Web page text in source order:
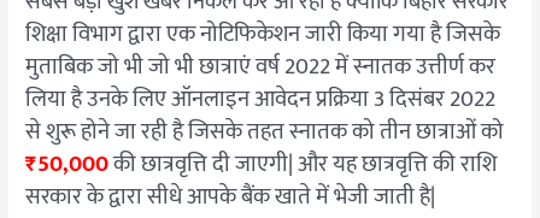
शिक्षा विभाग द्वारा एक नोटिफिकेशन जारी किया गया है जिसके
मुताबिक जो भी जो भी छात्राएं वर्ष 2022 में स्नातक उत्तीर्ण कर
लिया है उनके लिए ऑनलाइन आवेदन प्रक्रिया 3 दिसंबर 2022
से शुरू होने जा रही है जिसके तहत स्नातक को तीन छात्राओं को
₹50,000की छात्रवृत्ति दी जाएगी| और यह छात्रवृत्ति की राशि
सरकार के द्वारा सीधे आपके बैंक खाते में भेजी जाती है|